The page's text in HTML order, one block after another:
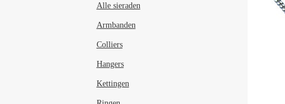
Alle sieraden
Armbanden
Colliers
Hangers
Kettingen